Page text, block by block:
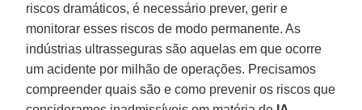
riscos dramáticos, é necessário prever, gerir e
monitorar esses riscos de modo permanente. As
indústrias ultrasseguras são aquelas em que ocorre
um acidente por milhão de operações. Precisamos
compreender quais são e como prevenir os riscos que